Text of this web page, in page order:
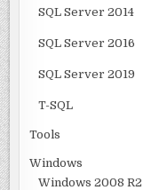
SQL Server 2014
SQL Server 2016
SQL Server 2019
T-SQL
Tools
Windows
Windows 2008 R2